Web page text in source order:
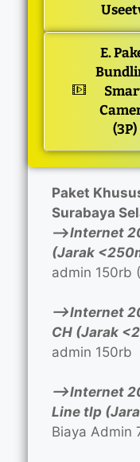
E.
(3P)
Paket
Surabaya
—>Internet
(Jarak
admin 150rb
—>Internet
CH (Jarak
admin 150rb
—>Internet
Line tlp
Biaya Admin